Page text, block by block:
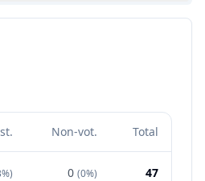
Non-vot. Total
) 0 (0%) 47